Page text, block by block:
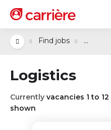
Find jobs ...
Logistics
Currently vacancies 1 to 12
shown